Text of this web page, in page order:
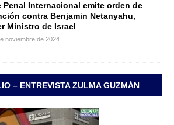
Penal Internacional emite orden de
contra Benjamin Netanyahu,
Ministro de Israel
noviembre de 2024
– ENTREVISTA ZULMA GUZMÁN